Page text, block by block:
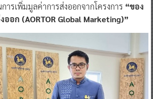
ารเพิ่มมูลค่าการส่งออกจากโครงการ “ของ
อก (AORTOR Global Marketing)”